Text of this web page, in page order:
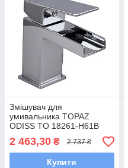
Змішувач для
умивальника TOPAZ
ODISS TO 18261-H61B
2 463,30 ₴ 2 737 ₴
Купити